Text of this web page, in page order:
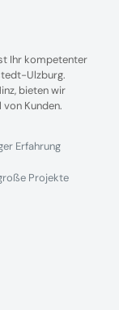
Ihr kompetenter
Ulzburg.
bieten wir
Kunden.
Erfahrung
Projekte